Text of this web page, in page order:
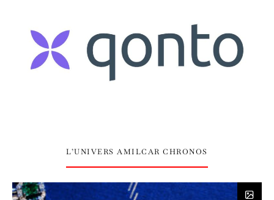
L’UNIVERS AMILCAR CHRONOS